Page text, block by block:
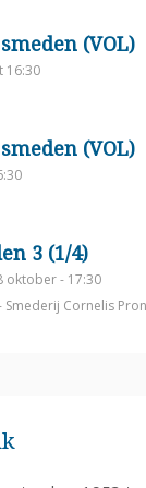
(VOL)
16:30
(VOL)
3 (1/4)
oktober - 17:30
Smederij Cornelis